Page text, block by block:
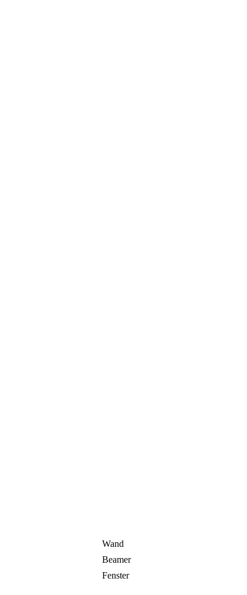
Wand
Beamer
Fenster